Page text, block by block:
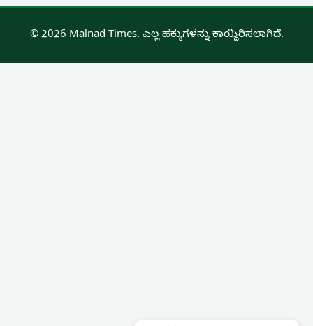
© 2026 Malnad Times. ಎಲ್ಲ ಹಕ್ಕುಗಳನ್ನು ಕಾಯ್ದಿರಿಸಲಾಗಿದೆ.